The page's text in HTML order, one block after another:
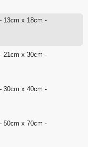
13cm x 18cm -
21cm x 30cm -
30cm x 40cm -
50cm x 70cm -